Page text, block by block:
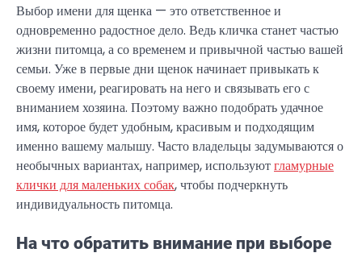
Выбор имени для щенка — это ответственное и
одновременно радостное дело. Ведь кличка станет частью
жизни питомца, а со временем и привычной частью вашей
семьи. Уже в первые дни щенок начинает привыкать к
своему имени, реагировать на него и связывать его с
вниманием хозяина. Поэтому важно подобрать удачное
имя, которое будет удобным, красивым и подходящим
именно вашему малышу. Часто владельцы задумываются о
необычных вариантах, например, используютгламурные
клички для маленьких собак, чтобы подчеркнуть
индивидуальность питомца.
На что обратить внимание при выборе